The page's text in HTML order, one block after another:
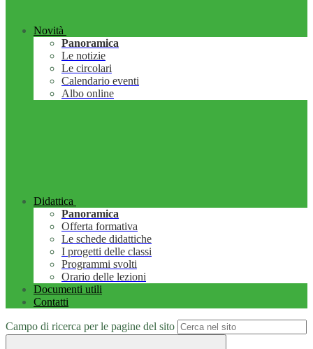
Novità
Panoramica
Le notizie
Le circolari
Calendario eventi
Albo online
Didattica
Panoramica
Offerta formativa
Le schede didattiche
I progetti delle classi
Programmi svolti
Orario delle lezioni
Documenti utili
Contatti
Campo di ricerca per le pagine del sito